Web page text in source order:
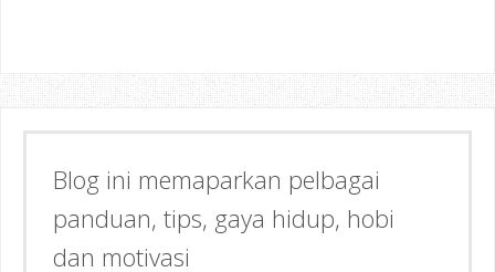
Blog ini memaparkan pelbagai
panduan, tips, gaya hidup, hobi
dan motivasi